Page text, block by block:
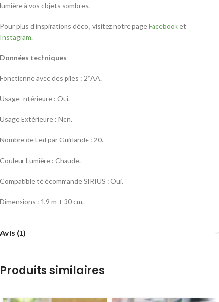
lumière à vos objets sombres.
Pour plus d’inspirations déco , visitez notre pageFacebooket
Instagram.
Données techniques
Fonctionne avec des piles : 2*AA.
Usage Intérieure : Oui.
Usage Extérieure : Non.
Nombre de Led par Guirlande : 20.
Couleur Lumière : Chaude.
Compatible télécommande SIRIUS : Oui.
Dimensions : 1,9 m + 30 cm.
Avis (1)
Produits similaires